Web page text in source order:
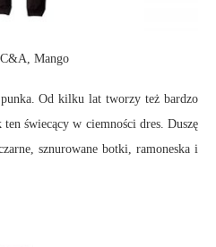
Mango
Od kilku lat tworzy też bardzo
świecący w ciemności dres. Duszę
sznurowane botki, ramoneska i